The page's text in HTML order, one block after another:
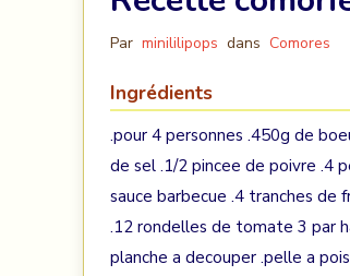
Par minililipops dans Comores
Ingrédients
.pour 4 personnes .450g de
de sel .1/2 pincee de poivre .4
sauce barbecue .4 tranches de
.12 rondelles de tomate 3 par
planche a decouper .pelle a